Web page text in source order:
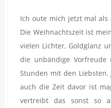
Ich oute mich jetzt mal als
Die Weihnachtszeit ist
vielen Lichter, Goldglanz
die unbändige
Stunden mit den Liebsten.
auch die Zeit davor ist
vertreibt das sonst so